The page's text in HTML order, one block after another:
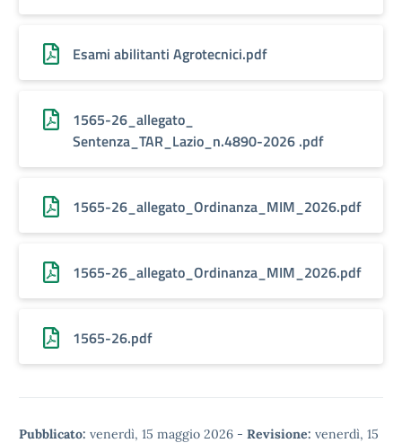
Esami abilitanti Agrotecnici.pdf
1565-26_allegato_
Sentenza_TAR_Lazio_n.4890-2026 .pdf
1565-26_allegato_Ordinanza_MIM_2026.pdf
1565-26_allegato_Ordinanza_MIM_2026.pdf
1565-26.pdf
Pubblicato: venerdì, 15 maggio 2026 - Revisione: venerdì, 15